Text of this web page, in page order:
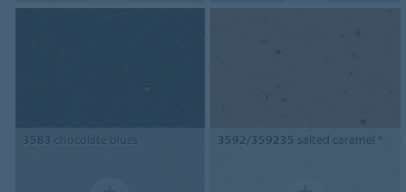
3583 chocolate blues 3592/359235 salted caramel *